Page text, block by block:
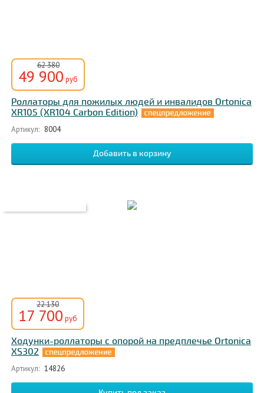
62 380
49 900 руб
Роллаторы для пожилых людей и инвалидов Ortonica
XR105 (XR104 Carbon Edition)
Артикул: 8004
22 130
17 700 руб
Ходунки-роллаторы с опорой на предплечье Ortonica
XS302
Артикул: 14826